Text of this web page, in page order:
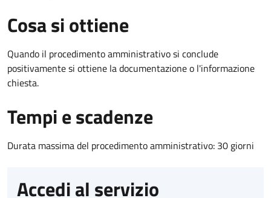
Cosa si ottiene
Quando il procedimento amministrativo si conclude
positivamente si ottiene la documentazione o l'informazione
chiesta.
Tempi e scadenze
Durata massima del procedimento amministrativo: 30 giorni
Accedi al servizio